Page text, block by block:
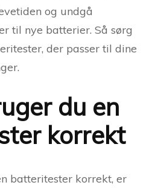
og undgå
til nye batterier. Så sørg
der passer til dine
du en
korrekt
batteritester korrekt, er